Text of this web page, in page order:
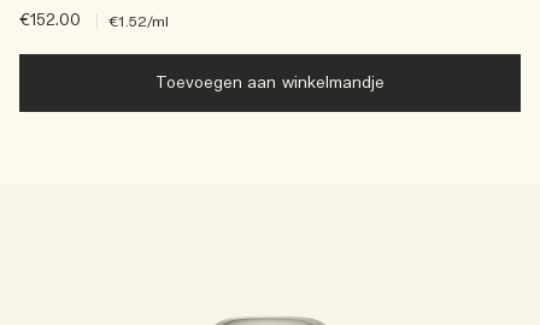
€152.00 €1.52/ml
Toevoegen aan winkelmandje